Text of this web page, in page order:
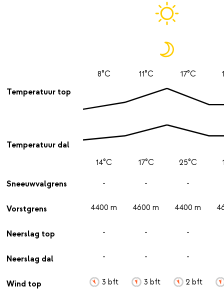
Temperatuur top
Temperatuur dal
Sneeuwvalgrens
Vorstgrens
Neerslag top
Neerslag dal
Wind top
8°C
14°C
-
4400 m
-
-
3 bft
11°C
17°C
-
4600 m
-
-
3 bft
17°C
25°C
-
4400 m
-
-
2 bft